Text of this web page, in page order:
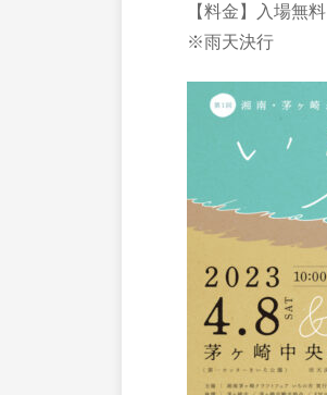
【料金】入場無料
※雨天決行